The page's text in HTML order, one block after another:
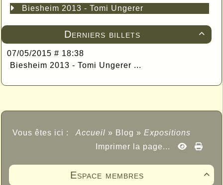
Biesheim 2013 - Tomi Ungerer

Derniers billets
07/05/2015 # 18:38
Biesheim 2013 - Tomi Ungerer ...
Vous êtes ici : Accueil » Blog » Expositions
Imprimer la page...

Espace membres